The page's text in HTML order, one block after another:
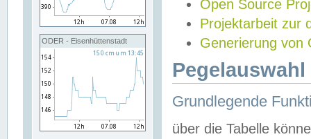
ODER - Eisenhüttenstadt
Open Source
Projektarbeit zur
Generierung von
Grundlegende
über die Tabelle